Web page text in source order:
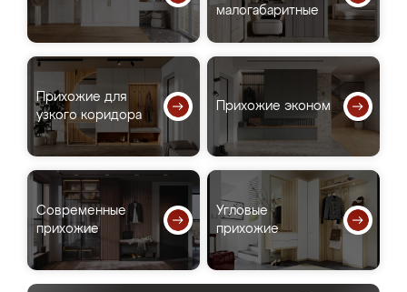
малогабаритные
Прихожие для
узкого коридора
Прихожие эконом
Современные
прихожие
Угловые
прихожие